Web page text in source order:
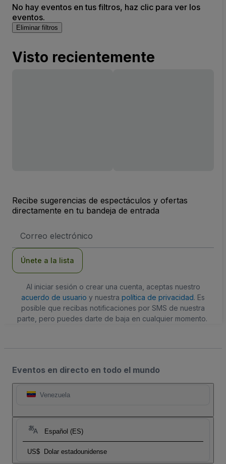
No hay eventos en tus filtros, haz clic para ver los
eventos.
Eliminar filtros
Visto recientemente
Recibe sugerencias de espectáculos y ofertas
directamente en tu bandeja de entrada
de
Únete a la lista
Al iniciar sesión o crear una cuenta, aceptas nuestro
acuerdo de usuario y nuestra política de privacidad. Es
posible que recibas notificaciones por SMS de nuestra
parte, pero puedes darte de baja en cualquier momento.
Eventos en directo en todo el mundo
Venezuela
Español (ES)
US$ Dolar estadounidense